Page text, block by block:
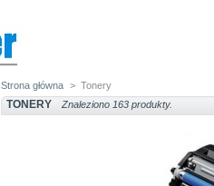
Strona główna > Tonery
TONERY Znaleziono 163 produkty.